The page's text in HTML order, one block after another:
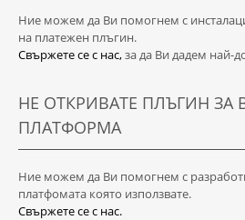
Ние можем да Ви помогнем с
на платежен плъгин.
Свържете се с нас,за да Ви дадем най-
НЕ ОТКРИВАТЕ ПЛЪГИН ЗА
ПЛАТФОРМА
Ние можем да Ви помогнем с
платфомата която използвате.
Свържете се с нас.